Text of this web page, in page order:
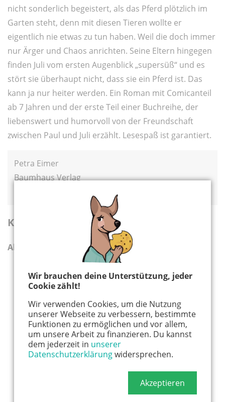
Wir brauchen deine Unterstützung, jeder
Cookie zählt!
Wir verwenden Cookies, um die Nutzung
unserer Webseite zu verbessern, bestimmte
Funktionen zu ermöglichen und vor allem,
um unsere Arbeit zu finanzieren. Du kannst
dem jederzeit in unserer
Datenschutzerklärungwidersprechen.
Akzeptieren
nicht sonderlich begeistert, als das Pferd plötzlich im
Garten steht, denn mit diesen Tieren wollte er
eigentlich nie etwas zu tun haben. Weil die doch immer
nur Ärger und Chaos anrichten. Seine Eltern hingegen
finden Juli vom ersten Augenblick „supersüß“ und es
stört sie überhaupt nicht, dass sie ein Pferd ist. Das
kann ja nur heiter werden. Ein Roman mit Comicanteil
ab 7 Jahren und der erste Teil einer Buchreihe, der
liebenswert und humorvoll von der Freundschaft
zwischen Paul und Juli erzählt. Lesespaß ist garantiert.
Petra Eimer
Baumhaus Verlag
Konrad – Ein Koala mit Karacho
Ab 5 Jahren